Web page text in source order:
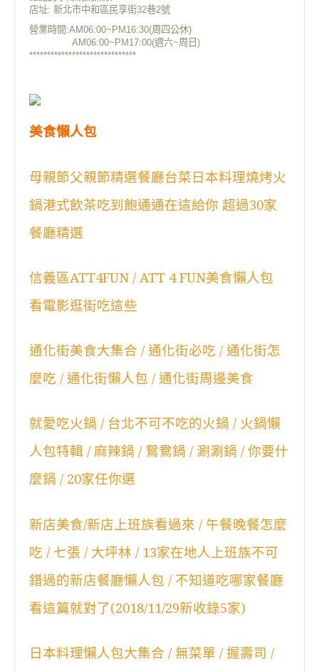
店址: 新北市中和區民享街32巷2號
營業時間:AM06:00~PM16:30(周四公休)
AM06:00~PM17:00(週六~周日)
******************************
美食懶人包
母親節父親節精選餐廳台菜日本料理燒烤火
鍋港式飲茶吃到飽通通在這給你 超過30家
餐廳精選
信義區ATT4FUN / ATT 4 FUN美食懶人包
看電影逛街吃這些
通化街美食大集合 / 通化街必吃 / 通化街怎
麼吃 / 通化街懶人包 / 通化街周邊美食
就愛吃火鍋 / 台北不可不吃的火鍋 / 火鍋懶
人包特輯 / 麻辣鍋 / 鴛鴦鍋 / 涮涮鍋 / 你要什
麼鍋 / 20家任你選
新店美食/新店上班族看過來 / 午餐晚餐怎麼
吃 / 七張 / 大坪林 / 13家在地人上班族不可
錯過的新店餐廳懶人包 / 不知道吃哪家餐廳
看這篇就對了(2018/11/29新收錄5家)
日本料理懶人包大集合 / 無菜單 / 握壽司 /